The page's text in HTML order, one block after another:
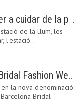
Els 10 millors trucs per a cuidar de la pell a la primavera
de la llum, les
l'estació…
Valmont y Barcelona Bridal Fashion Week s’uneixen per donar impuls a la creativitat, la innovació i el disseny de la moda nupcial
la nova denominació
Bridal